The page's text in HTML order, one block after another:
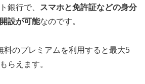
銀行で、
スマホと免許証などの身分
設が可能なのです。
料のプレミアムを利用すると最大5
らえます。